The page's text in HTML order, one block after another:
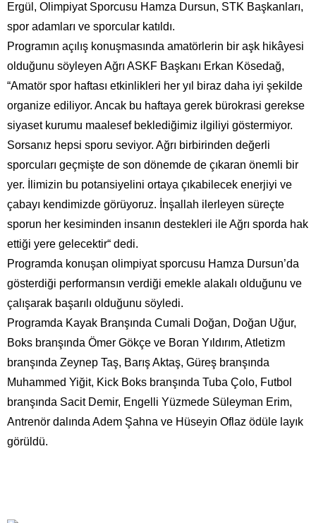
Ergül, Olimpiyat Sporcusu Hamza Dursun, STK Başkanları,
spor adamları ve sporcular katıldı.
Programın açılış konuşmasında amatörlerin bir aşk hikâyesi
olduğunu söyleyen Ağrı ASKF Başkanı Erkan Kösedağ,
“Amatör spor haftası etkinlikleri her yıl biraz daha iyi şekilde
organize ediliyor. Ancak bu haftaya gerek bürokrasi gerekse
siyaset kurumu maalesef beklediğimiz ilgiliyi göstermiyor.
Sorsanız hepsi sporu seviyor. Ağrı birbirinden değerli
sporcuları geçmişte de son dönemde de çıkaran önemli bir
yer. İlimizin bu potansiyelini ortaya çıkabilecek enerjiyi ve
çabayı kendimizde görüyoruz. İnşallah ilerleyen süreçte
sporun her kesiminden insanın destekleri ile Ağrı sporda hak
ettiği yere gelecektir“ dedi.
Programda konuşan olimpiyat sporcusu Hamza Dursun’da
gösterdiği performansın verdiği emekle alakalı olduğunu ve
çalışarak başarılı olduğunu söyledi.
Programda Kayak Branşında Cumali Doğan, Doğan Uğur,
Boks branşında Ömer Gökçe ve Boran Yıldırım, Atletizm
branşında Zeynep Taş, Barış Aktaş, Güreş branşında
Muhammed Yiğit, Kick Boks branşında Tuba Çolo, Futbol
branşında Sacit Demir, Engelli Yüzmede Süleyman Erim,
Antrenör dalında Adem Şahna ve Hüseyin Oflaz ödüle layık
görüldü.